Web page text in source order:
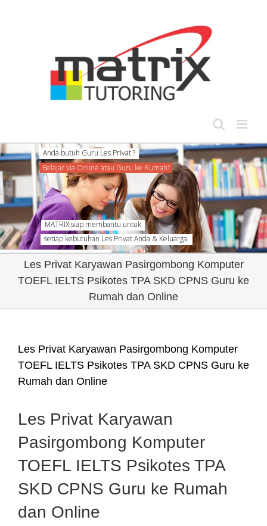
MATRIX siap membantu untuk
setiap kebutuhan Les Privat Anda & Keluarga.
Les Privat Karyawan Pasirgombong Komputer
TOEFL IELTS Psikotes TPA SKD CPNS Guru ke
Rumah dan Online
Les Privat Karyawan Pasirgombong Komputer
TOEFL IELTS Psikotes TPA SKD CPNS Guru ke
Rumah dan Online
Les Privat Karyawan
Pasirgombong Komputer
TOEFL IELTS Psikotes TPA
SKD CPNS Guru ke Rumah
dan Online